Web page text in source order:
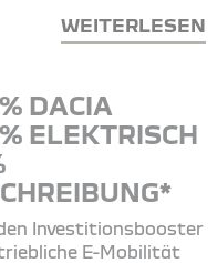
WEITERLESEN
DACIA
ELEKTRISCH
Investitionsbooster
E-Mobilität